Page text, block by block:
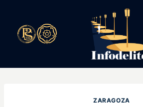
contenido
ZARAGOZA